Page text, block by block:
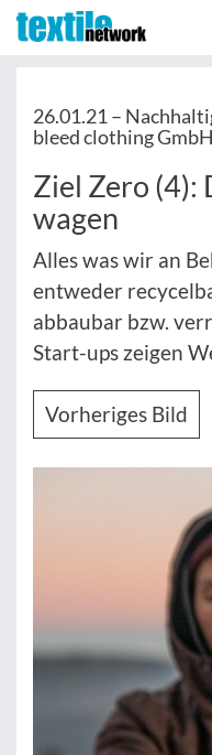
26.01.21 –
bleed clothing
Ziel Zero (4):
wagen
Alles was wir an
entweder
abbaubar bzw.
Start-ups zeigen
Vorheriges Bild